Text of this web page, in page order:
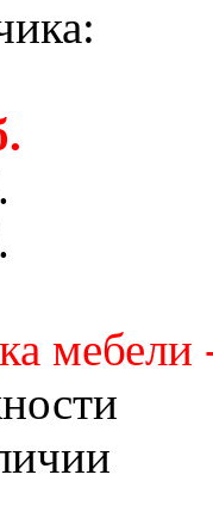
мебели